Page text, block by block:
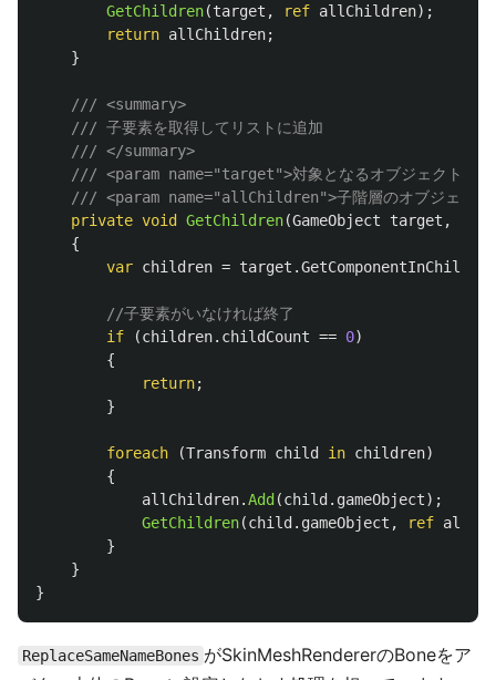
GetChildren(target , ref allChildren);
return allChildren;
}
/// <summary>
/// 子要素を取得してリストに追加
/// </summary>
/// <param name="target">対象となるオブジェクト</
/// <param name="allChildren">子階層のオブジェクト
private void GetChildren(GameObject target ,
{
var children = target .GetComponentInChildren
//子要素がいなければ終了
if
(children. childCount == 0)
{
return;
}
foreach (Transform child in children)
{
allChildren.Add (child . gameObject);
GetChildren(child . gameObject , ref
}
}
}
ReplaceSameNameBones がSkinMeshRendererのBoneをア